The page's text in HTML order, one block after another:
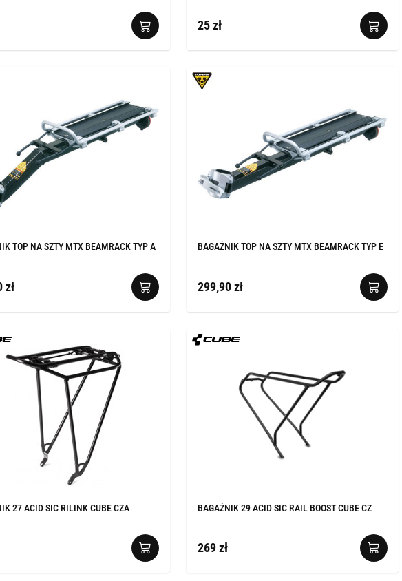
25 zł
TOP NA SZTY MTX BEAMRACK TYP A
zł
BAGAŻNIK TOP NA SZTY MTX BEAMRACK TYP E
299,90 zł
27 ACID SIC RILINK CUBE CZA BAGAŻNIK 29 ACID SIC RAIL BOOST CUBE CZ
269 zł